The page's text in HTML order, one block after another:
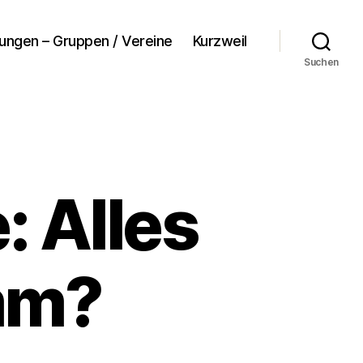
– Gruppen / Vereine Kurzweil
Suchen
Alles